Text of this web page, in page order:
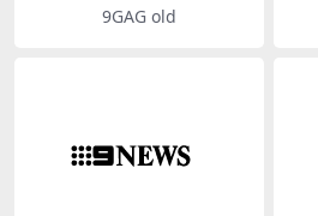
9GAG old